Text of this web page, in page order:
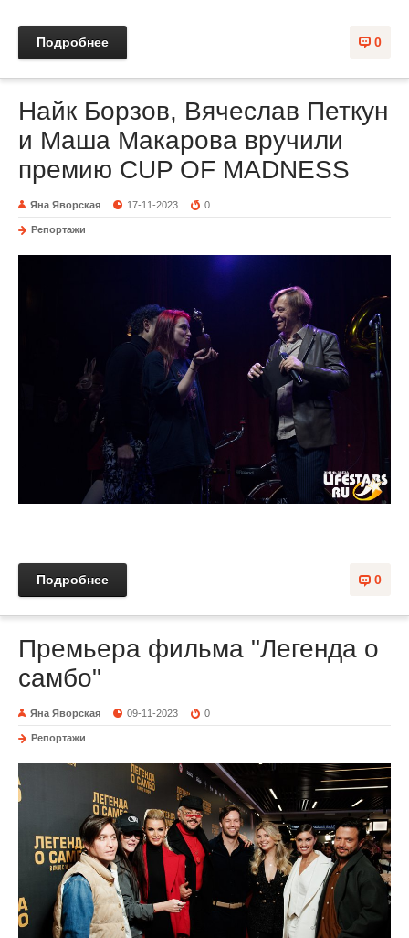
0
Подробнее
Найк Борзов, Вячеслав Петкун
и Маша Макарова вручили
премию CUP OF MADNESS
Яна Яворская 17-11-2023 0
Репортажи
0
Подробнее
Премьера фильма "Легенда о
самбо"
Яна Яворская 09-11-2023 0
Репортажи